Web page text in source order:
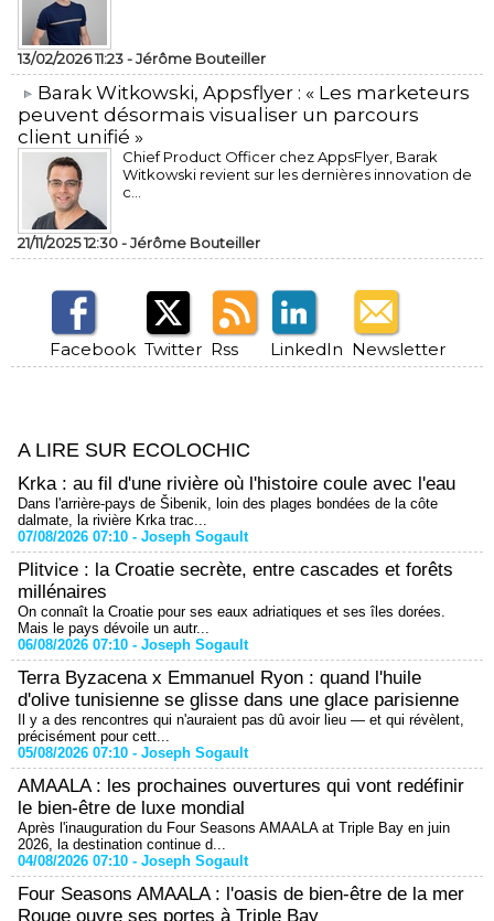
13/02/2026 11:23 -Jérôme Bouteiller
​Barak Witkowski, Appsflyer : « Les marketeurs
peuvent désormais visualiser un parcours
client unifié »
Chief Product Officer chez AppsFlyer, ​Barak
Witkowski revient sur les dernières innovation de
c...
21/11/2025 12:30 -Jérôme Bouteiller
Facebook Twitter Rss LinkedIn Newsletter
A LIRE SUR ECOLOCHIC
Krka : au fil d'une rivière où l'histoire coule avec l'eau
Dans l'arrière-pays de Šibenik, loin des plages bondées de la côte
dalmate, la rivière Krka trac...
07/08/2026 07:10 - Joseph Sogault
Plitvice : la Croatie secrète, entre cascades et forêts
millénaires
On connaît la Croatie pour ses eaux adriatiques et ses îles dorées.
Mais le pays dévoile un autr...
06/08/2026 07:10 - Joseph Sogault
Terra Byzacena x Emmanuel Ryon : quand l'huile
d'olive tunisienne se glisse dans une glace parisienne
Il y a des rencontres qui n'auraient pas dû avoir lieu — et qui révèlent,
précisément pour cett...
05/08/2026 07:10 - Joseph Sogault
AMAALA : les prochaines ouvertures qui vont redéfinir
le bien-être de luxe mondial
Après l'inauguration du Four Seasons AMAALA at Triple Bay en juin
2026, la destination continue d...
04/08/2026 07:10 - Joseph Sogault
Four Seasons AMAALA : l'oasis de bien-être de la mer
Rouge ouvre ses portes à Triple Bay